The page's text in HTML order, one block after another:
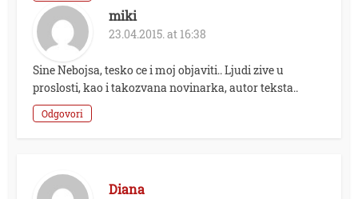
miki
23.04.2015. at 16:38
Sine Nebojsa, tesko ce i moj objaviti.. Ljudi zive u
proslosti, kao i takozvana novinarka, autor teksta..
Odgovori
Diana